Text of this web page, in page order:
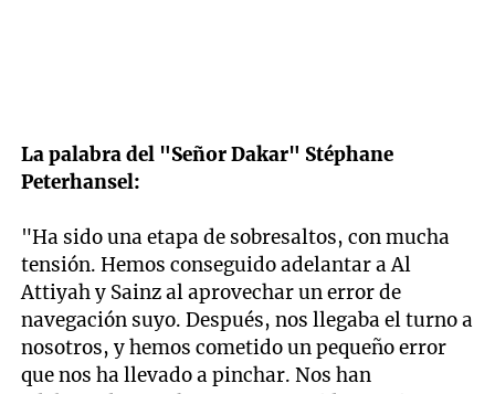
La palabra del "Señor Dakar" Stéphane
Peterhansel:
"Ha sido una etapa de sobresaltos, con mucha
tensión. Hemos conseguido adelantar a Al
Attiyah y Sainz al aprovechar un error de
navegación suyo. Después, nos llegaba el turno a
nosotros, y hemos cometido un pequeño error
que nos ha llevado a pinchar. Nos han